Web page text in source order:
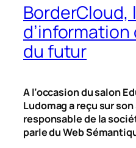
BorderCloud,
d’information
du futur
A l’occasion du salon
Ludomag a reçu sur
responsable de la
parle du Web